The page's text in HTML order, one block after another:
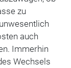
zu
auch
Immerhin
Wechsels